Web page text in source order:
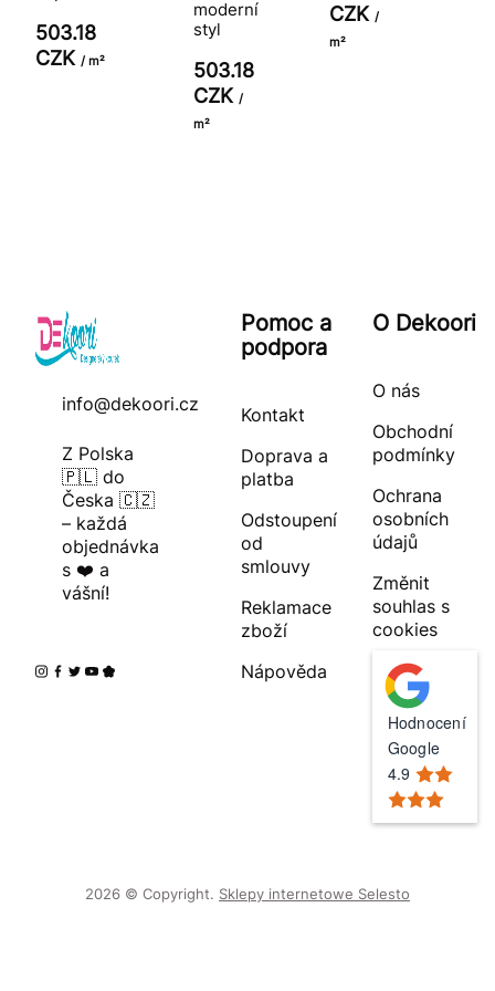
503.18
CZK / m²
moderní
styl
503.18
CZK /
m²
CZK /
m²
info@dekoori.cz
Z Polska
🇵🇱 do
Česka 🇨🇿
– každá
objednávka
s ❤️ a
vášní!
Pomoc a
podpora
Kontakt
Doprava a
platba
Odstoupení
od
smlouvy
Reklamace
zboží
Nápověda
O Dekoori
O nás
Obchodní
podmínky
Ochrana
osobních
údajů
Změnit
souhlas s
cookies
Hodnocení
Google
4.9
2026 © Copyright. Sklepy internetowe Selesto